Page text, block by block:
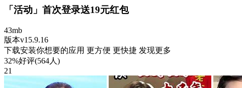
「活动」首次登录送19元红包
43mb
版本v15.9.16
下载安装你想要的应用 更方便 更快捷 发现更多
32%好评(564人)
21